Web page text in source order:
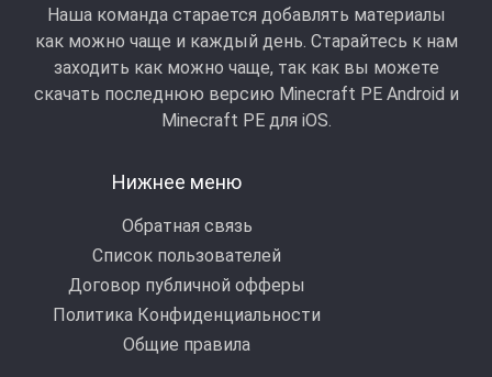
Наша команда старается добавлять материалы
как можно чаще и каждый день. Старайтесь к нам
заходить как можно чаще, так как вы можете
скачать последнюю версию Minecraft PE Android и
Minecraft РЕ для iOS.
Нижнее меню
Обратная связь
Список пользователей
Договор публичной офферы
Политика Конфиденциальности
Общие правила